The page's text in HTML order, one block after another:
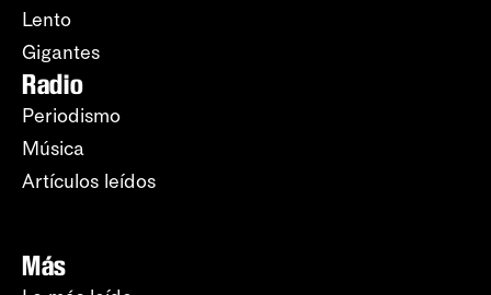
Lento
Gigantes
Radio
Periodismo
Música
Artículos leídos
Más